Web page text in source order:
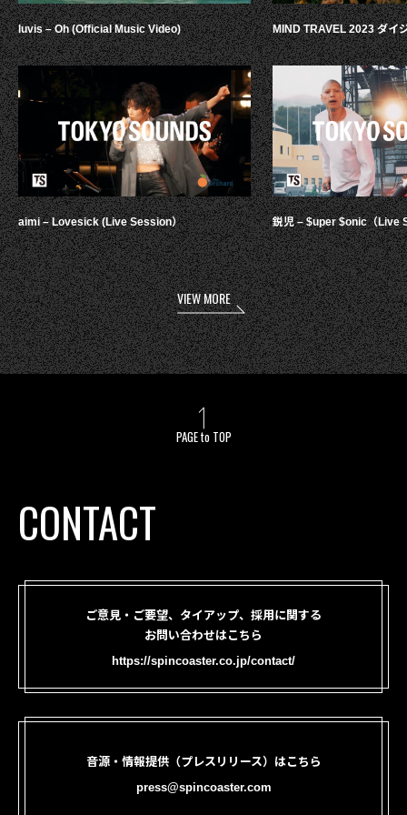
luvis – Oh (Official Music Video)
aimi – Lovesick (Live Session）
MIND TRAVEL 2023 ダイ
鋭児 – $uper $onic（Live
VIEW MORE
PAGE to TOP
CONTACT
ご意見・ご要望、タイアップ、採用に関する
お問い合わせはこちら
https://spincoaster.co.jp/contact/
音源・情報提供（プレスリリース）はこちら
press@spincoaster.com